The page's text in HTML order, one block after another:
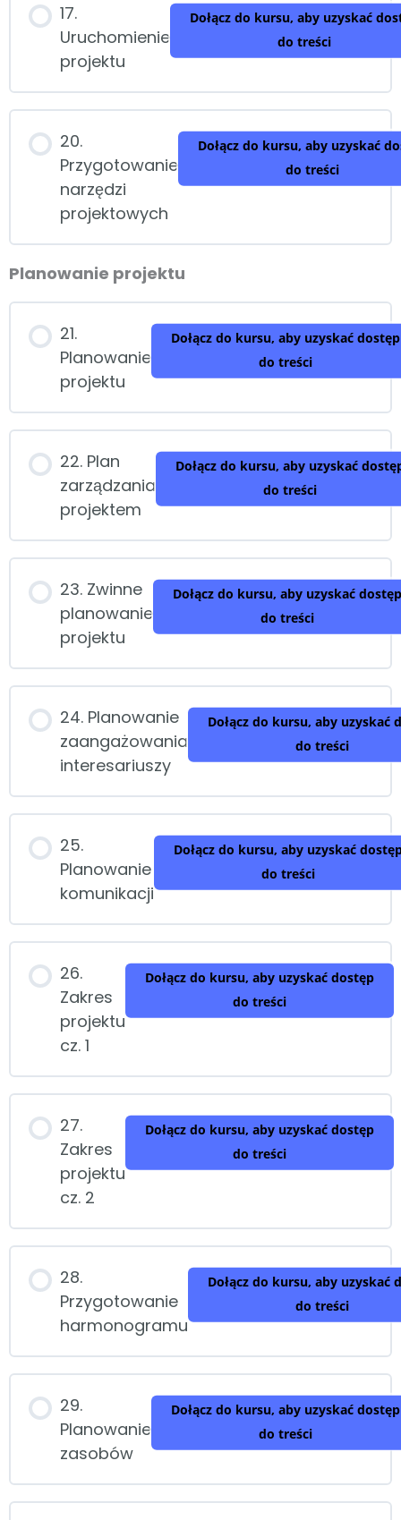
17.
Uruchomienie
projektu
Dołącz do kursu, aby uzyskać
do treści
20.
Przygotowanie
narzędzi
projektowych
Dołącz do kursu, aby uzyskać
do treści
Planowanie projektu
21.
Planowanie
projektu
Dołącz do kursu, aby uzyskać dostęp
do treści
22. Plan
zarządzania
projektem
Dołącz do kursu, aby uzyskać
do treści
23. Zwinne
planowanie
projektu
Dołącz do kursu, aby uzyskać dostęp
do treści
24. Planowanie
zaangażowania
interesariuszy
Dołącz do kursu, aby uzyskać
do treści
25.
Planowanie
komunikacji
Dołącz do kursu, aby uzyskać
do treści
26.
Zakres
projektu
cz. 1
Dołącz do kursu, aby uzyskać dostęp
do treści
27.
Zakres
projektu
cz. 2
Dołącz do kursu, aby uzyskać dostęp
do treści
28.
Przygotowanie
harmonogramu
Dołącz do kursu, aby uzyskać
do treści
29.
Planowanie
zasobów
Dołącz do kursu, aby uzyskać dostęp
do treści